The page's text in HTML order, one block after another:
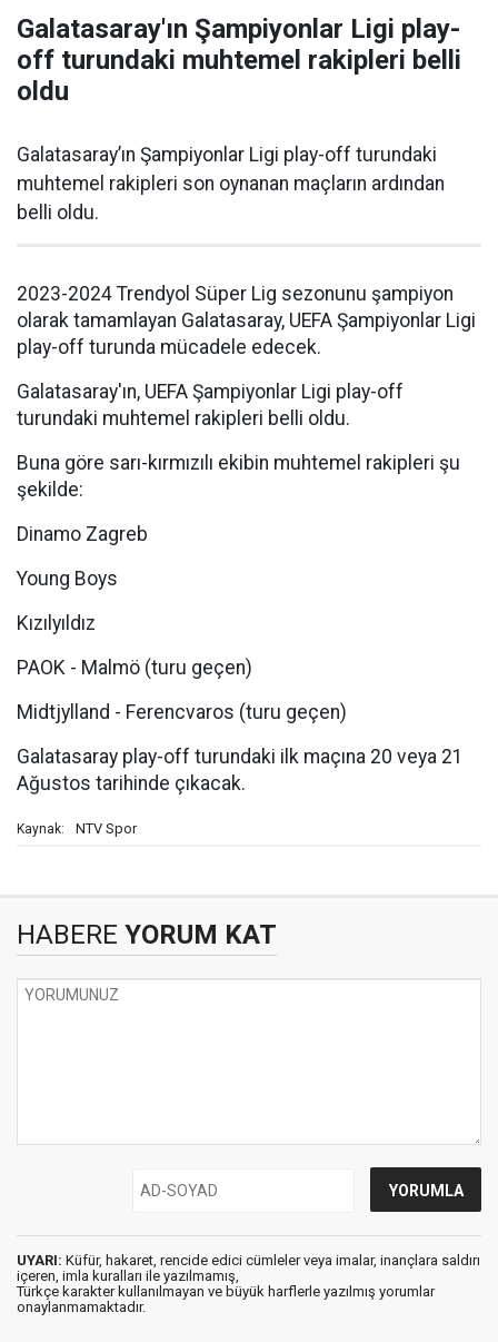
Galatasaray'ın Şampiyonlar Ligi play-
off turundaki muhtemel rakipleri belli
oldu
Galatasaray’ın Şampiyonlar Ligi play-off turundaki
muhtemel rakipleri son oynanan maçların ardından
belli oldu.
2023-2024 Trendyol Süper Lig sezonunu şampiyon
olarak tamamlayan Galatasaray, UEFA Şampiyonlar Ligi
play-off turunda mücadele edecek.
Galatasaray'ın, UEFA Şampiyonlar Ligi play-off
turundaki muhtemel rakipleri belli oldu.
Buna göre sarı-kırmızılı ekibin muhtemel rakipleri şu
şekilde:
Dinamo Zagreb
Young Boys
Kızılyıldız
PAOK - Malmö (turu geçen)
Midtjylland - Ferencvaros (turu geçen)
Galatasaray play-off turundaki ilk maçına 20 veya 21
Ağustos tarihinde çıkacak.
Kaynak: NTV Spor
HABERE YORUM KAT
UYARI: Küfür, hakaret, rencide edici cümleler veya imalar, inançlara saldırı
içeren, imla kuralları ile yazılmamış,
Türkçe karakter kullanılmayan ve büyük harflerle yazılmış yorumlar
onaylanmamaktadır.